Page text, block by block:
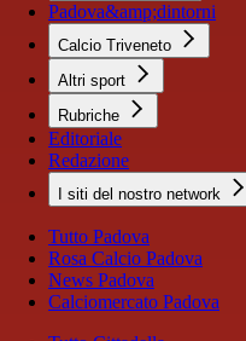
Padova&amp;dintorni
Calcio Triveneto
Altri sport
Rubriche
Editoriale
Redazione
I siti del nostro network
Tutto Padova
Rosa Calcio Padova
News Padova
Calciomercato Padova